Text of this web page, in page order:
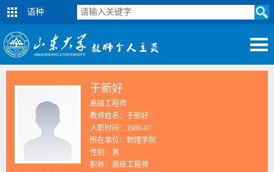
语种
于新好
高级工程师
教师姓名：于新好
入职时间：1986-07
所在单位：物理学院
性别：男
职称：高级工程师